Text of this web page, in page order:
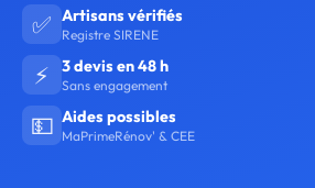
✅ Artisans vérifiés
Registre SIRENE
⚡ 3 devis en 48 h
Sans engagement
💵 Aides possibles
MaPrimeRénov' & CEE